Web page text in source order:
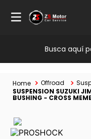
Busca aquí
Offroad
SUSPENSION SUZUKI
BUSHING - CROSS